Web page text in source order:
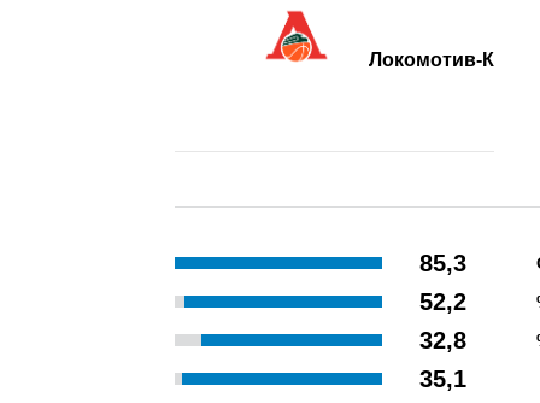
Локомотив-К
85,3
52,2
32,8
35,1